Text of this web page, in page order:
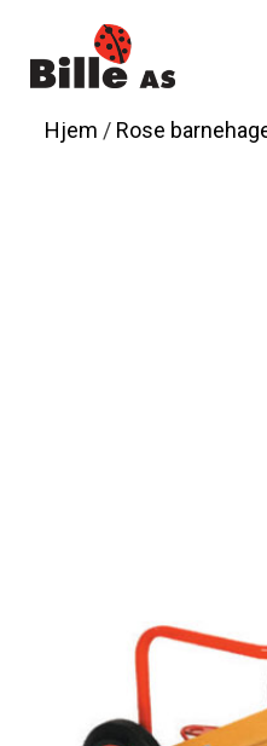
innhold
Hjem / Rose